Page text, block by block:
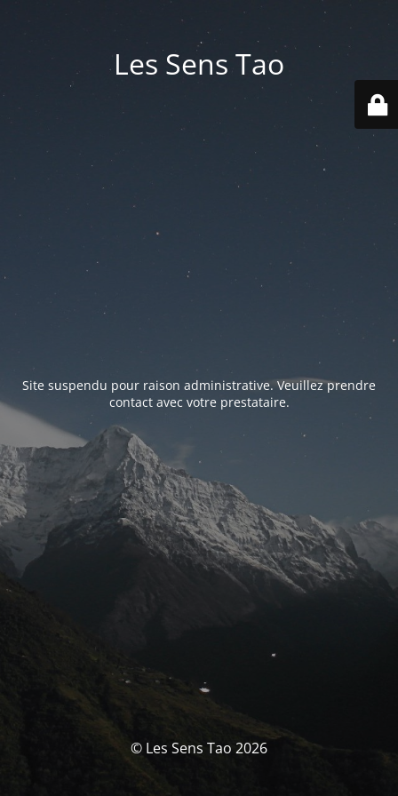
Les Sens Tao
Site suspendu pour raison administrative. Veuillez prendre
contact avec votre prestataire.
© Les Sens Tao 2026